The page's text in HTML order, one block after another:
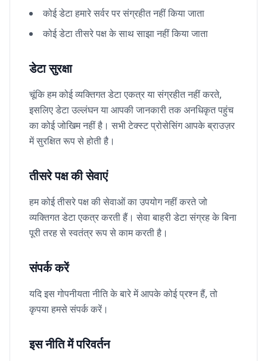
कोई डेटा हमारे सर्वर पर संग्रहीत नहीं किया जाता
कोई डेटा तीसरे पक्ष के साथ साझा नहीं किया जाता
डेटा सुरक्षा
चूंकि हम कोई व्यक्तिगत डेटा एकत्र या संग्रहीत नहीं करते,
इसलिए डेटा उल्लंघन या आपकी जानकारी तक अनधिकृत पहुंच
का कोई जोखिम नहीं है। सभी टेक्स्ट प्रोसेसिंग आपके ब्राउज़र
में सुरक्षित रूप से होती है।
तीसरे पक्ष की सेवाएं
हम कोई तीसरे पक्ष की सेवाओं का उपयोग नहीं करते जो
व्यक्तिगत डेटा एकत्र करती हैं। सेवा बाहरी डेटा संग्रह के बिना
पूरी तरह से स्वतंत्र रूप से काम करती है।
संपर्क करें
यदि इस गोपनीयता नीति के बारे में आपके कोई प्रश्न हैं, तो
कृपया हमसे संपर्क करें।
इस नीति में परिवर्तन